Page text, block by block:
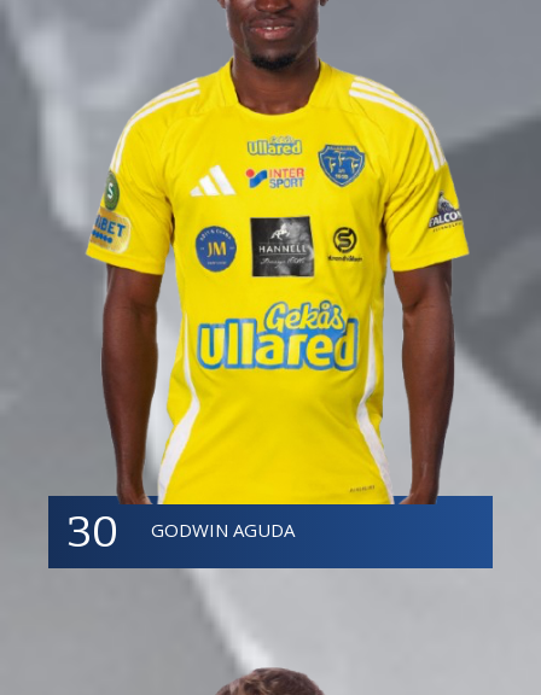
30 GODWIN AGUDA